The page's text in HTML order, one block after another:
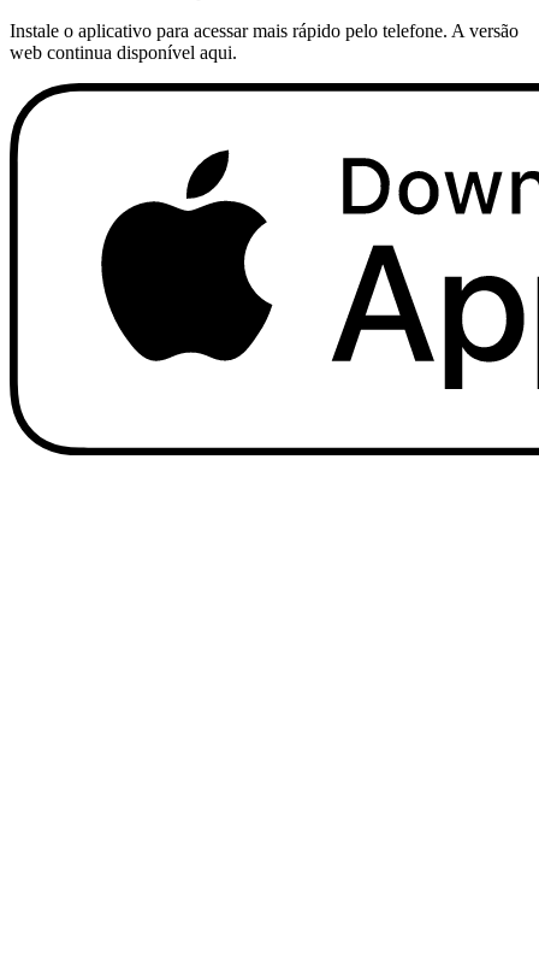
Instale o aplicativo para acessar mais rápido pelo telefone. A versão
web continua disponível aqui.